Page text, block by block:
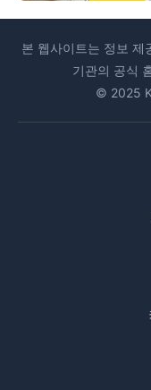
본 웹사이트는 정보 제
기관의 공식
© 2025